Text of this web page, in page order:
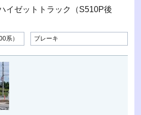
イゼットトラック（S510P後
系） ブレーキ